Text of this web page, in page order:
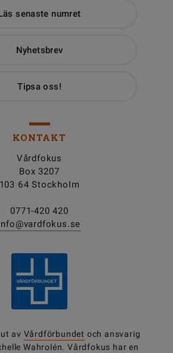
senaste numret
Nyhetsbrev
Tipsa oss!
KONTAKT
Vårdfokus
Box 3207
103 64 Stockholm
0771-420 420
av Vårdförbundet och ansvarig
Wahrolén. Vårdfokus har en